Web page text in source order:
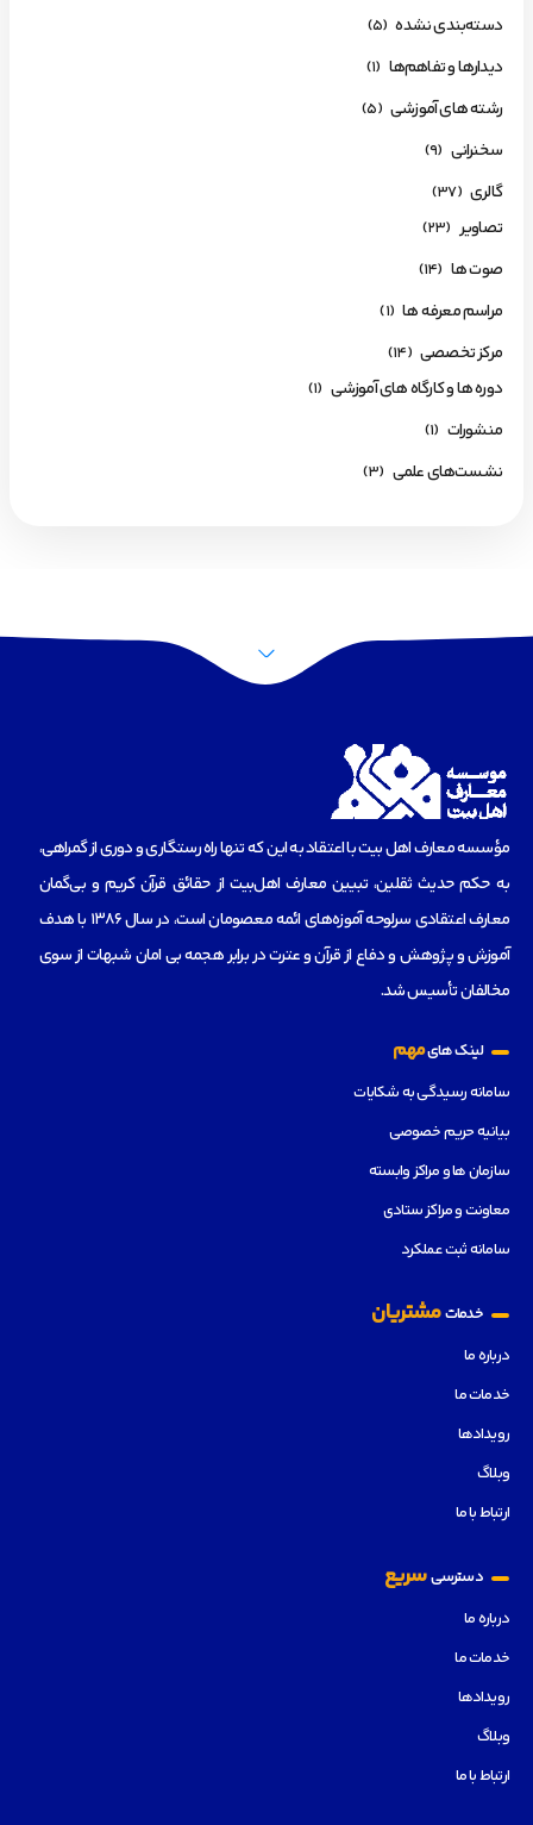
دسته‌بندی نشده (5)
دیدارها و تفاهم‌ها (1)
رشته های آموزشی (5)
سخنرانی (9)
گالری (37)
تصاویر (23)
صوت ها (14)
مراسم معرفه ها (1)
مرکز تخصصی (14)
دوره ها و کارگاه های آموزشی (1)
منشورات (1)
نشست‌های علمی (3)
مؤسسه‌ معارف اهل بیت با اعتقاد به این که تنها راه رستگاری و دوری از گمراهی،
به حکم حدیث ثقلین، تبیین معارف اهل‌بیت از حقائق قرآن کریم و بی‌گمان
معارف اعتقادی سرلوحه آموزه‌های ائمه معصومان است، در سال 1386 با هدف
آموزش و پژوهش و دفاع از قرآن و عترت در برابر هجمه بی امان شبهات از سوی
مخالفان تأسیس شد.
لینک هایمهم
سامانه رسیدگی به شکایات
بیانیه حریم خصوصی
سازمان ها و مراکز وابسته
معاونت و مراکز ستادی
سامانه ثبت عملکرد
خدماتمشتریان
درباره ما
خدمات ما
رویدادها
وبلاگ
ارتباط با ما
دسترسیسریع
درباره ما
خدمات ما
رویدادها
وبلاگ
ارتباط با ما